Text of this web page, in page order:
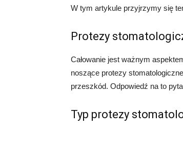
W tym artykule przyjrzymy się
Protezy
Całowanie jest ważnym
noszące protezy
przeszkód. Odpowiedź na to
Typ protezy